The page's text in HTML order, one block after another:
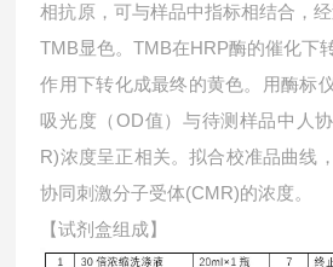
相抗原，可与样品中指标相结合，
TMB显色。TMB在HRP酶的催化下
作用下转化成最终的黄色。用酶标
吸光度（OD值）与待测样品中 人
R)浓度呈正相关。拟合校准品曲线
协同刺激分子受体(CMR)的浓度。
【试剂盒组成】